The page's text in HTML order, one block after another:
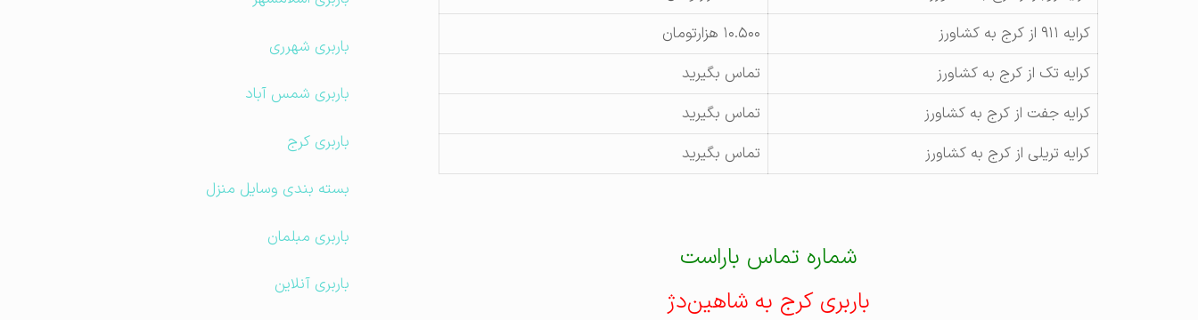
کرایه ۹۱۱ از کرج به کشاورز
۱۰.۵۰۰ هزارتومان
کرایه تک از کرج به کشاورز
تماس بگیرید
کرایه جفت از کرج به کشاورز
تماس بگیرید
کرایه تریلی از کرج به کشاورز
تماس بگیرید
شماره تماس باراست
باربری کرج به شاهین‌دژ
باربری شهرری
باربری شمس آباد
باربری کرج
بسته بندی وسایل منزل
باربری مبلمان
باربری آنلاین